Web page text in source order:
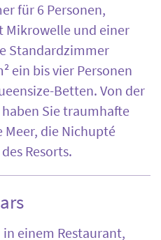
für 6 Personen,
Mikrowelle und einer
Standardzimmer
ein bis vier Personen
Betten. Von der
Sie traumhafte
Meer, die Nichupté
Resorts.
einem Restaurant,